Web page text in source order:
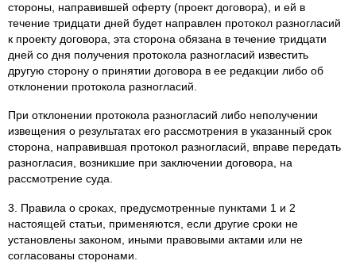
стороны, направившей оферту (проект договора), и ей в
течение тридцати дней будет направлен протокол разногласий
к проекту договора, эта сторона обязана в течение тридцати
дней со дня получения протокола разногласий известить
другую сторону о принятии договора в ее редакции либо об
отклонении протокола разногласий.
При отклонении протокола разногласий либо неполучении
извещения о результатах его рассмотрения в указанный срок
сторона, направившая протокол разногласий, вправе передать
разногласия, возникшие при заключении договора, на
рассмотрение суда.
3. Правила о сроках, предусмотренные пунктами 1 и 2
настоящей статьи, применяются, если другие сроки не
установлены законом, иными правовыми актами или не
согласованы сторонами.